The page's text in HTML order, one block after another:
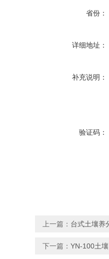
省份：
详细地址：
补充说明：
验证码：
上一篇： 台式土壤养
下一篇： YN-100土